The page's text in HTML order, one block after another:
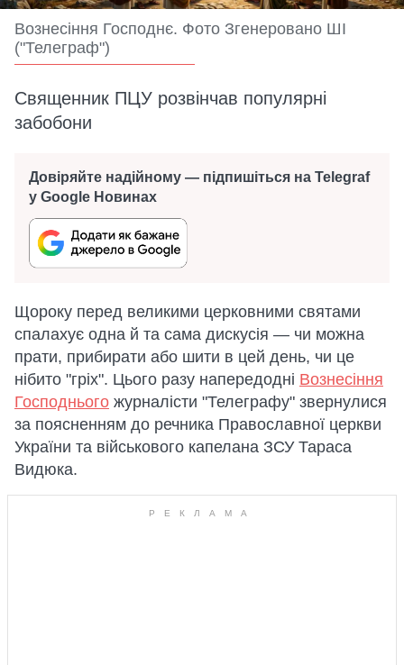
Вознесіння Господнє. Фото Згенеровано ШІ
("Телеграф")
Священник ПЦУ розвінчав популярні
забобони
Довіряйте надійному — підпишіться на Telegraf
у Google Новинах
Щороку перед великими церковними святами
спалахує одна й та сама дискусія — чи можна
прати, прибирати або шити в цей день, чи це
нібито "гріх". Цього разу напередодні Вознесіння
Господнього журналісти "Телеграфу" звернулися
за поясненням до речника Православної церкви
України та військового капелана ЗСУ Тараса
Видюка.